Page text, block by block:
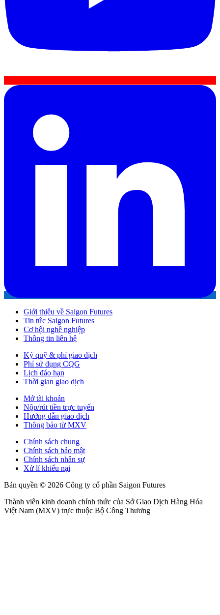
Giới thiệu về Saigon Futures
Tin tức Saigon Futures
Cơ hội nghề nghiệp
Thông tin liên hệ
Ký quỹ & phí giao dịch
Phí sử dụng CQG
Lịch đáo hạn
Thời gian giao dịch
Mở tài khoản
Nộp/rút tiền trực tuyến
Hướng dẫn giao dịch
Thông báo từ MXV
Chính sách chung
Chính sách bảo mật
Chính sách nhân sự
Xử lí khiếu nại
Bản quyền © 2026 Công ty cổ phần Saigon Futures
Thành viên kinh doanh chính thức của Sở Giao Dịch Hàng Hóa
Việt Nam (MXV) trực thuộc Bộ Công Thương